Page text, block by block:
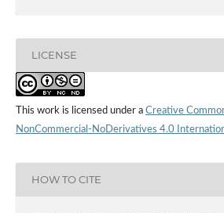
LICENSE
This work is licensed under a Creative
NonCommercial-NoDerivatives 4.0
HOW TO CITE